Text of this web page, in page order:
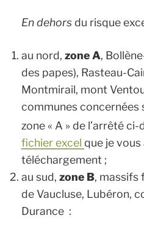
En dehorsdu risque
au nord,zone A,
des papes), Rasteau-
Montmirail, mont
communes concernées
zone « A » de l’arrêté
fichier excelque je vous
téléchargement ;
au sud,zone B, massifs
de Vaucluse, Lubéron,
Durance :